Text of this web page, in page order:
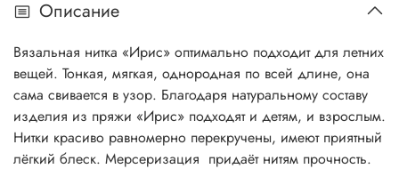
Описание
Вязальная нитка «Ирис» оптимально подходит для летних
вещей. Тонкая, мягкая, однородная по всей длине, она
сама свивается в узор. Благодаря натуральному составу
изделия из пряжи «Ирис» подходят и детям, и взрослым.
Нитки красиво равномерно перекручены, имеют приятный
лёгкий блеск. Мерсеризация придаёт нитям прочность.